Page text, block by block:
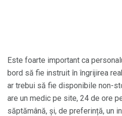
Este foarte important ca
bord să fie instruit în îngrijirea
ar trebui să fie disponibile non-
are un medic pe site, 24 de ore
săptămână, și, de preferință, un